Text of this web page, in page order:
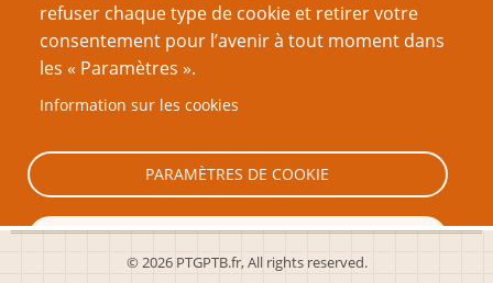
refuser chaque type de cookie et retirer votre
consentement pour l’avenir à tout moment dans
les « Paramètres ».
Information sur les cookies
PARAMÈTRES DE COOKIE
TOUT REFUSER
L’improvisation au théâtre
Engendrons une meilleure génération de rôlistes co-
C'est interdit
© 2026 PTGPTB.fr, All rights reserved.